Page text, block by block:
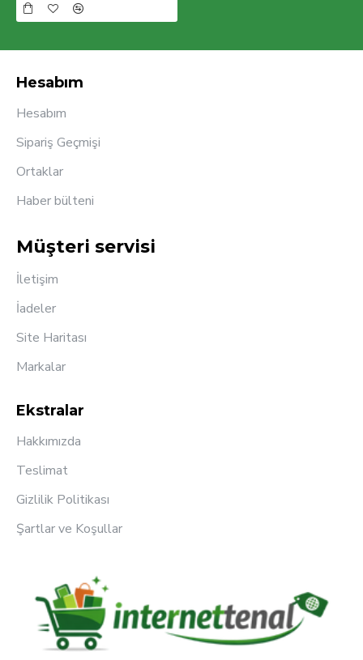
Hesabım
Hesabım
Sipariş Geçmişi
Ortaklar
Haber bülteni
Müşteri servisi
İletişim
İadeler
Site Haritası
Markalar
Ekstralar
Hakkımızda
Teslimat
Gizlilik Politikası
Şartlar ve Koşullar